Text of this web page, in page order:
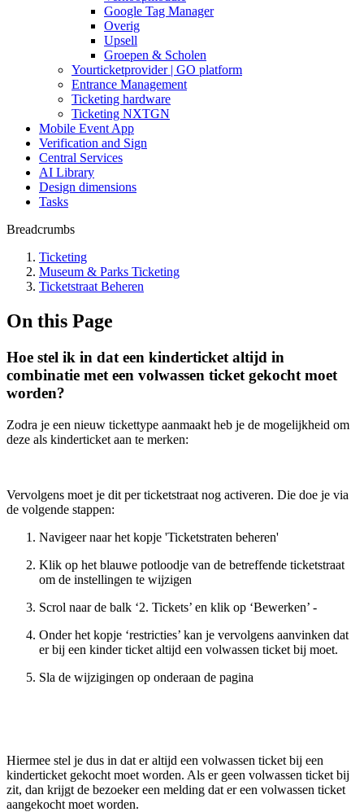
Google Tag Manager
Overig
Upsell
Groepen & Scholen
Yourticketprovider | GO platform
Entrance Management
Ticketing hardware
Ticketing NXTGN
Mobile Event App
Verification and Sign
Central Services
AI Library
Design dimensions
Tasks
Breadcrumbs
Ticketing
Museum & Parks Ticketing
Ticketstraat Beheren
On this Page
Hoe stel ik in dat een kinderticket altijd in
combinatie met een volwassen ticket gekocht moet
worden?
Zodra je een nieuw tickettype aanmaakt heb je de mogelijkheid om
deze als kinderticket aan te merken:
Vervolgens moet je dit per ticketstraat nog activeren. Die doe je via
de volgende stappen:
Navigeer naar het kopje 'Ticketstraten beheren'
Klik op het blauwe potloodje van de betreffende ticketstraat
om de instellingen te wijzigen
Scrol naar de balk ‘2. Tickets’ en klik op ‘Bewerken’ -
Onder het kopje ‘restricties’ kan je vervolgens aanvinken dat
er bij een kinder ticket altijd een volwassen ticket bij moet.
Sla de wijzigingen op onderaan de pagina
Hiermee stel je dus in dat er altijd een volwassen ticket bij een
kinderticket gekocht moet worden. Als er geen volwassen ticket bij
zit, dan krijgt de bezoeker een melding dat er een volwassen ticket
aangekocht moet worden.